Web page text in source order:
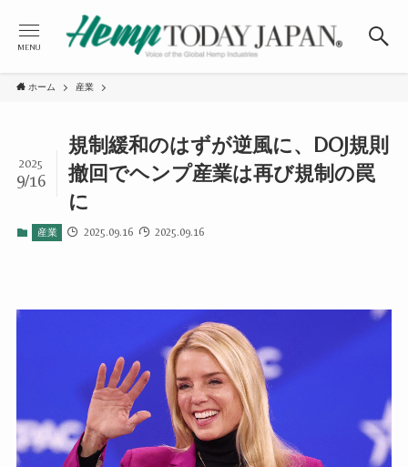
MENU
ホーム 産業
規制緩和のはずが逆風に、DOJ規則
撤回でヘンプ産業は再び規制の罠
に
2025
9/16
産業 2025.09.16 2025.09.16